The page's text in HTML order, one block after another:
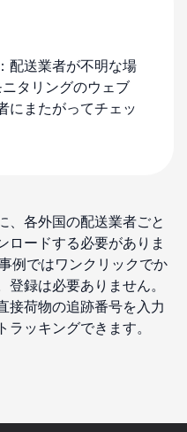
配送業者が不明な場
タリングのウェブ
にまたがってチェッ
、各外国の配送業者ごと
ロードする必要がありま
例ではワンクリックでか
録は必要ありません。
接荷物の追跡番号を入力
ッキングできます。